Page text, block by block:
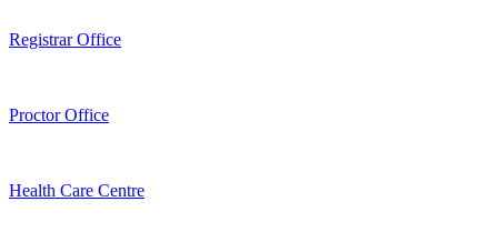
Registrar Office
Proctor Office
Health Care Centre